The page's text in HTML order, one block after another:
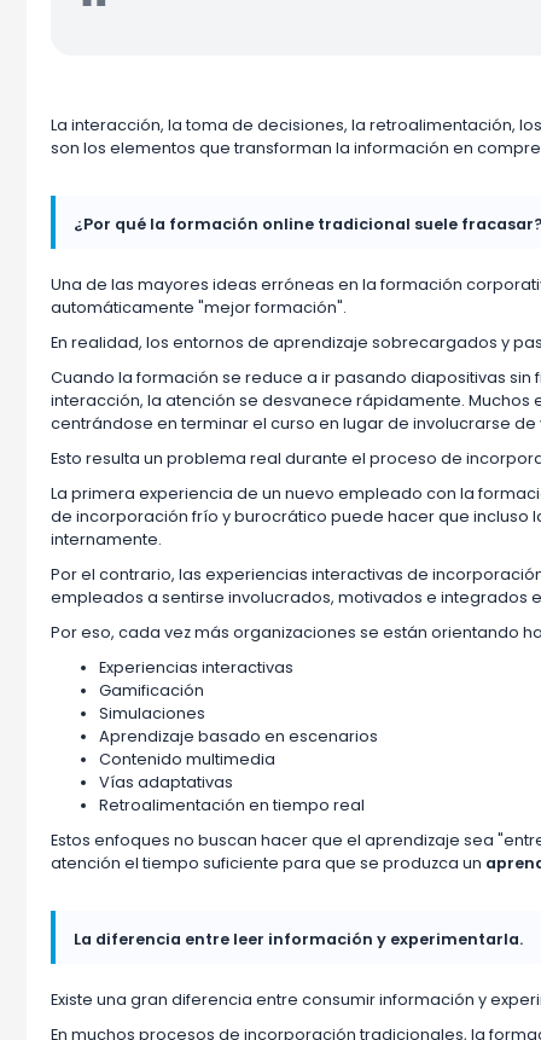
La interacción, la toma de decisiones, la retroalimentación,
son los elementos que transforman la información en
¿Por qué la formación online tradicional suele
Una de las mayores ideas erróneas en la formación
automáticamente "mejor formación".
En realidad, los entornos de aprendizaje sobrecargados y
Cuando la formación se reduce a ir pasando diapositivas sin
interacción, la atención se desvanece rápidamente.
centrándose en terminar el curso en lugar de involucrarse
Esto resulta un problema real durante el proceso de
La primera experiencia de un nuevo empleado con la
de incorporación frío y burocrático puede hacer que
internamente.
Por el contrario, las experiencias interactivas de
empleados a sentirse involucrados, motivados e integrados
Por eso, cada vez más organizaciones se están orientando
Experiencias interactivas
Gamificación
Simulaciones
Aprendizaje basado en escenarios
Contenido multimedia
Vías adaptativas
Retroalimentación en tiempo real
Estos enfoques no buscan hacer que el aprendizaje sea
atención el tiempo suficiente para que se produzca un
La diferencia entre leer información y experimentarla.
Existe una gran diferencia entre consumir información y
En muchos procesos de incorporación tradicionales, la